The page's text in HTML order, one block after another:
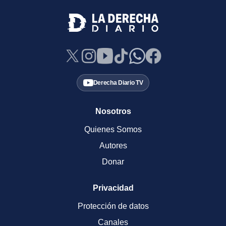
Derecha Diario TV
Nosotros
Quienes Somos
Autores
Donar
Privacidad
Protección de datos
Canales